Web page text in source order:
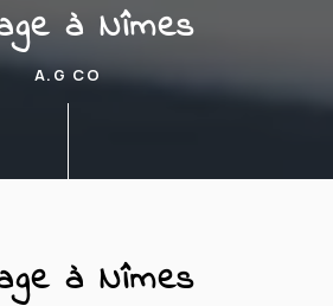
à Nîmes
A.G CO
à Nîmes